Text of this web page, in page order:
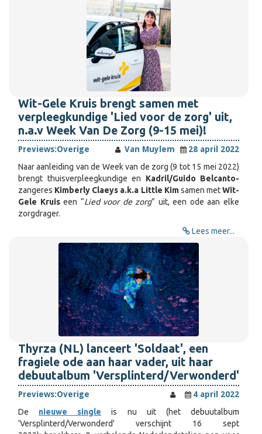
Wit-Gele Kruis brengt samen met
verpleegkundige 'Lied voor de zorg' uit,
n.a.v Week Van De Zorg (9-15 mei)!
Previews:Overige Van Muylem
28 april 2022
Naar aanleiding van de Week van de zorg (9 tot 15 mei 2022)
brengt thuisverpleegkundige en Kadril/Guido Belcanto-
zangeres Kimberly Claeys a.k.a Little Kimsamen metWit-
Gele Kruiseen “Lied voor de zorg” uit, een ode aan elke
zorgdrager.
Lees meer...
Thyrza (NL) lanceert 'Soldaat', een
fragiele ode aan haar vader, uit haar
debuutalbum 'Versplinterd/Verwonderd'
Previews:Overige
4 april 2022
De nieuwe single is nu uit (het debuutalbum
'Versplinterd/Verwonderd' verschijnt 16 sept